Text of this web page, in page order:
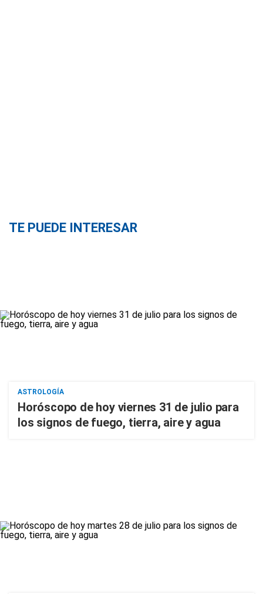
TE PUEDE INTERESAR
ASTROLOGÍA
Horóscopo de hoy viernes 31 de julio para
los signos de fuego, tierra, aire y agua